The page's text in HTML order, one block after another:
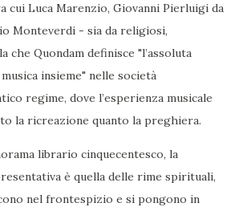
Luca Marenzio, Giovanni Pierluigi da
Monteverdi - sia da religiosi,
che Quondam definisce "l’assoluta
insieme" nelle società
regime, dove l’esperienza musicale
la ricreazione quanto la preghiera.
librario cinquecentesco, la
è quella delle rime spirituali,
nel frontespizio e si pongono in